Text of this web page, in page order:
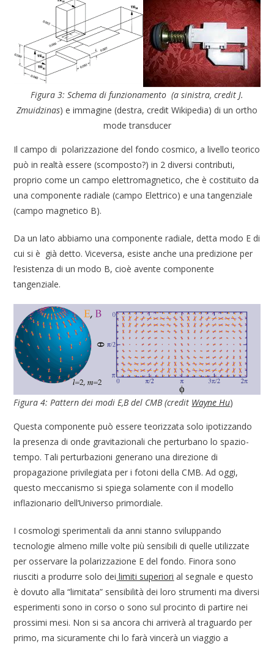
Figura 3: Schema di funzionamento (a sinistra, credit J.
Zmuidzinas) e immagine (destra, credit Wikipedia) di un ortho
mode transducer
Il campo di polarizzazione del fondo cosmico, a livello teorico
può in realtà essere (scomposto?) in 2 diversi contributi,
proprio come un campo elettromagnetico, che è costituito da
una componente radiale (campo Elettrico) e una tangenziale
(campo magnetico B).
Da un lato abbiamo una componente radiale, detta modo E di
cui si è già detto. Viceversa, esiste anche una predizione per
l’esistenza di un modo B, cioè avente componente
tangenziale.
Figura 4: Pattern dei modi E,B del CMB (credit Wayne Hu)
Questa componente può essere teorizzata solo ipotizzando
la presenza di onde gravitazionali che perturbano lo spazio-
tempo. Tali perturbazioni generano una direzione di
propagazione privilegiata per i fotoni della CMB. Ad oggi,
questo meccanismo si spiega solamente con il modello
inflazionario dell’Universo primordiale.
I cosmologi sperimentali da anni stanno sviluppando
tecnologie almeno mille volte più sensibili di quelle utilizzate
per osservare la polarizzazione E del fondo. Finora sono
riusciti a produrre solo dei limiti superiori al segnale e questo
è dovuto alla “limitata” sensibilità dei loro strumenti ma diversi
esperimenti sono in corso o sono sul procinto di partire nei
prossimi mesi. Non si sa ancora chi arriverà al traguardo per
primo, ma sicuramente chi lo farà vincerà un viaggio a